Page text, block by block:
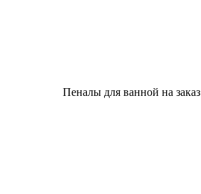
Пеналы для ванной на заказ